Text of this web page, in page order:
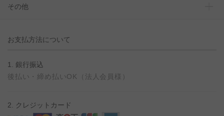
その他
お支払方法について
1. 銀行振込
後払い・締め払いOK（法人会員様）
2. クレジットカード